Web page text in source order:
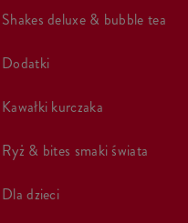
shakes deluxe & bubble tea
dodatki
kawałki kurczaka
ryż & bites smaki świata
dla dzieci